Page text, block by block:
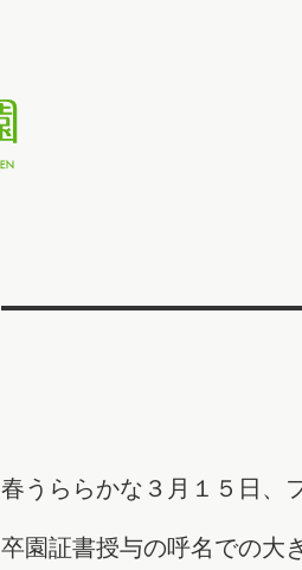
春うららかな３月１５日、
卒園証書授与の呼名での大